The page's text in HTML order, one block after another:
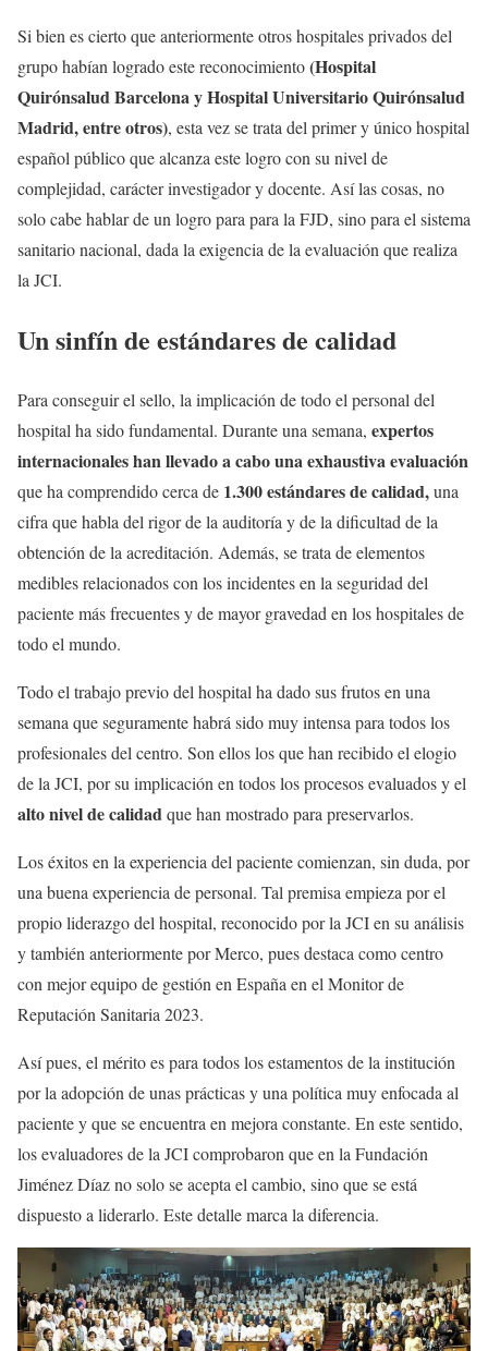
Si bien es cierto que anteriormente otros hospitales privados del
grupo habían logrado este reconocimiento(Hospital
Quirónsalud Barcelona y Hospital Universitario Quirónsalud
Madrid, entre otros), esta vez se trata del primer y único hospital
español público que alcanza este logro con su nivel de
complejidad, carácter investigador y docente. Así las cosas, no
solo cabe hablar de un logro para para la FJD, sino para el sistema
sanitario nacional, dada la exigencia de la evaluación que realiza
la JCI.
Un sinfín de estándares de calidad
Para conseguir el sello, la implicación de todo el personal del
hospital ha sido fundamental. Durante una semana, expertos
internacionales han llevado a cabo una exhaustiva evaluación
que ha comprendido cerca de 1.300 estándares de calidad,una
cifra que habla del rigor de la auditoría y de la dificultad de la
obtención de la acreditación. Además, se trata de elementos
medibles relacionados con los incidentes en la seguridad del
paciente más frecuentes y de mayor gravedad en los hospitales de
todo el mundo.
Todo el trabajo previo del hospital ha dado sus frutos en una
semana que seguramente habrá sido muy intensa para todos los
profesionales del centro. Son ellos los que han recibido el elogio
de la JCI, por su implicación en todos los procesos evaluados y el
alto nivel de calidadque han mostrado para preservarlos.
Los éxitos en la experiencia del paciente comienzan, sin duda, por
una buena experiencia de personal. Tal premisa empieza por el
propio liderazgo del hospital, reconocido por la JCI en su análisis
y también anteriormente por Merco, pues destaca como centro
con mejor equipo de gestión en España en el Monitor de
Reputación Sanitaria 2023.
Así pues, el mérito es para todos los estamentos de la institución
por la adopción de unas prácticas y una política muy enfocada al
paciente y que se encuentra en mejora constante. En este sentido,
los evaluadores de la JCI comprobaron que en la Fundación
Jiménez Díaz no solo se acepta el cambio, sino que se está
dispuesto a liderarlo. Este detalle marca la diferencia.